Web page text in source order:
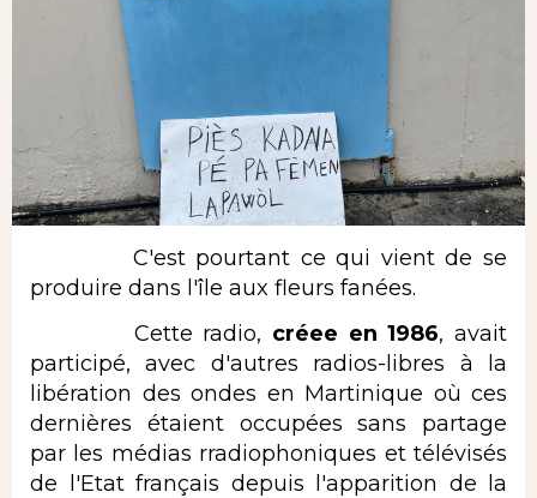
C'est pourtant ce qui vient de se
produire dans l'île aux fleurs fanées.
Cette radio, créee en 1986, avait
participé, avec d'autres radios-libres à la
libération des ondes en Martinique où ces
dernières étaient occupées sans partage
par les médias rradiophoniques et télévisés
de l'Etat français depuis l'apparition de la